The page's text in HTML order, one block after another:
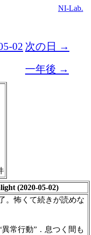
NI-Lab.
02 次の日 →
一年後 →
(2020-05-02)
。怖くて続きが読めな
異常行動”．息つく間も